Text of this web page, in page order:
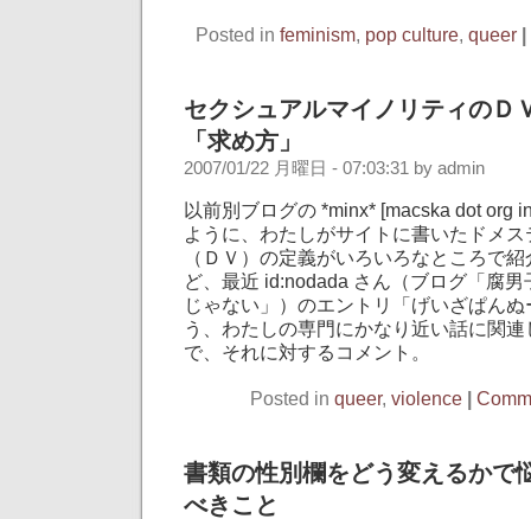
Posted in feminism, pop culture, queer |
セクシュアルマイノリティのＤ
「求め方」
2007/01/22 月曜日 - 07:03:31 by admin
以前別ブログの *minx* [macska dot org
ように、わたしがサイトに書いたドメ
（ＤＶ）の定義がいろいろなところで
ど、最近 id:nodada さん（ブログ「腐
じゃない」）のエントリ「げいざぱん
う、わたしの専門にかなり近い話に関
で、それに対するコメント。
Posted in queer, violence |
書類の性別欄をどう変えるかで
べきこと